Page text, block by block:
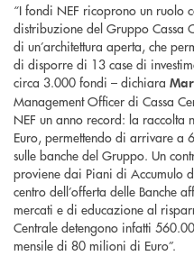
“I fondi NEF ricoprono un ruolo
distribuzione del Gruppo Cassa
di un’architettura aperta, che
di disporre di 13 case di
circa 3.000 fondi – dichiara
Management Officer di Cassa
NEF un anno record: la
Euro, permettendo di arrivare
sulle banche del Gruppo. Un
proviene dai Piani di Accumulo
centro dell’offerta delle Banche
mercati e di educazione al
Centrale detengono infatti
mensile di 80 milioni di Euro”.